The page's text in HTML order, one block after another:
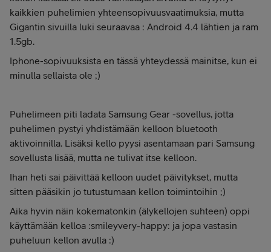
kaikkien puhelimien yhteensopivuusvaatimuksia, mutta
Gigantin sivuilla luki seuraavaa : Android 4.4 lähtien ja ram
1.5gb.
Iphone-sopivuuksista en tässä yhteydessä mainitse, kun ei
minulla sellaista ole ;)
Puhelimeen piti ladata Samsung Gear -sovellus, jotta
puhelimen pystyi yhdistämään kelloon bluetooth
aktivoinnilla. Lisäksi kello pyysi asentamaan pari Samsung
sovellusta lisää, mutta ne tulivat itse kelloon.
Ihan heti sai päivittää kelloon uudet päivitykset, mutta
sitten pääsikin jo tutustumaan kellon toimintoihin ;)
Aika hyvin näin kokematonkin (älykellojen suhteen) oppi
käyttämään kelloa :smileyvery-happy: ja jopa vastasin
puheluun kellon avulla :)